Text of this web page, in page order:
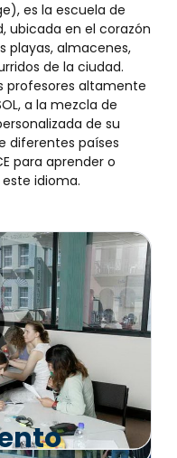
es la escuela de
ubicada en el corazón
playas, almacenes,
de la ciudad.
profesores altamente
a la mezcla de
de su
diferentes países
para aprender o
idioma.